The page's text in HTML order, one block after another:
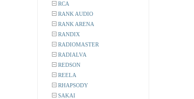
RCA
RANK AUDIO
RANK ARENA
RANDIX
RADIOMASTER
RADIALVA
REDSON
REELA
RHAPSODY
SAKAI